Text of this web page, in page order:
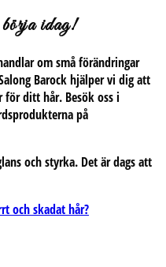
idag!
om små förändringar
Barock hjälper vi dig att
ditt hår. Besök oss i
på
och styrka. Det är dags att
och skadat hår?